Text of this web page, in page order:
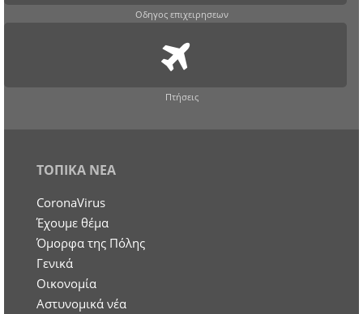
Οδηγος επιχειρησεων
Πτήσεις
ΤΟΠΙΚΑ ΝΕΑ
CoronaVirus
Έχουμε θέμα
Όμορφα της Πόλης
Γενικά
Οικονομία
Aστυνομικά νέα